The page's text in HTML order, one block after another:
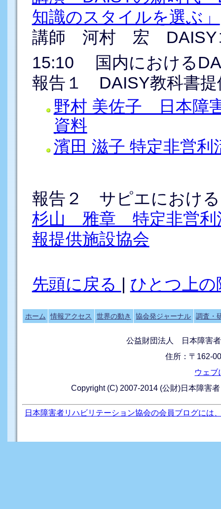
知識のスタイルを選ぶ」
講師 河村 宏
15:10 国内における
報告１ DAISY教科書
野村 美佐子 日本障
資料
濱田 滋子 特定非営
報告２ サピエにおけ
杉山 雅章 特定非営利
報提供施設協会
先頭に戻る | ひとつ上の
ホーム 情報アクセス 世界の動き 協会発ジャーナル 調査・
公益財団法人 日本障害
住所：〒162-
ウェブ
Copyright (C) 2007-2014 (公財)日本障害
日本障害者リハビリテーション協会の会員ブログには